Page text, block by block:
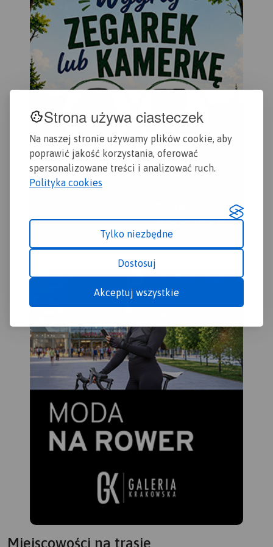
Strona używa ciasteczek
Na naszej stronie używamy plików cookie, aby
poprawić jakość korzystania, oferować
spersonalizowane treści i analizować ruch.
Polityka cookies
Tylko niezbędne
Dostosuj
Akceptuj wszystkie
wyróżniono miejsca i
miejscowości warte
odwiedzenia.
Miejscowości na trasie